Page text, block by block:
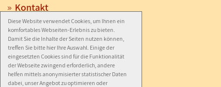
Diese Website verwendet Cookies, um Ihnen ein
komfortables Webseiten-Erlebnis zu bieten.
Damit Sie die Inhalte der Seiten nutzen können,
treffen Sie bitte hier Ihre Auswahl. Einige der
eingesetzten Cookies sind für die Funktionalität
der Webseite zwingend erforderlich, andere
helfen mittels anonymisierter statistischer Daten
dabei, unser Angebot zu optimieren oder
Kontakt
Anfahrt
Impressum
Datenschutz
Barrierefreiheit